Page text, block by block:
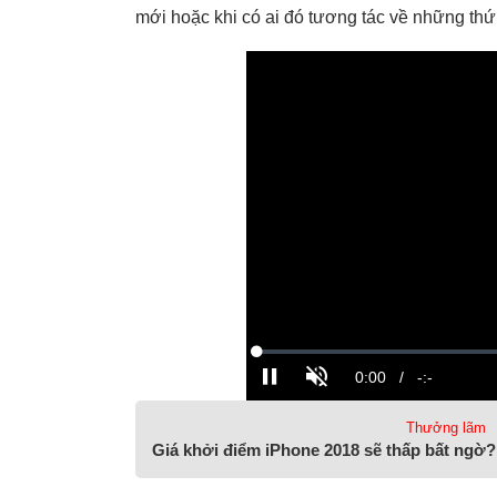
mới hoặc khi có ai đó tương tác về những
Thưởng lãm
Giá khởi điểm iPhone 2018 sẽ thấp bất ngờ?